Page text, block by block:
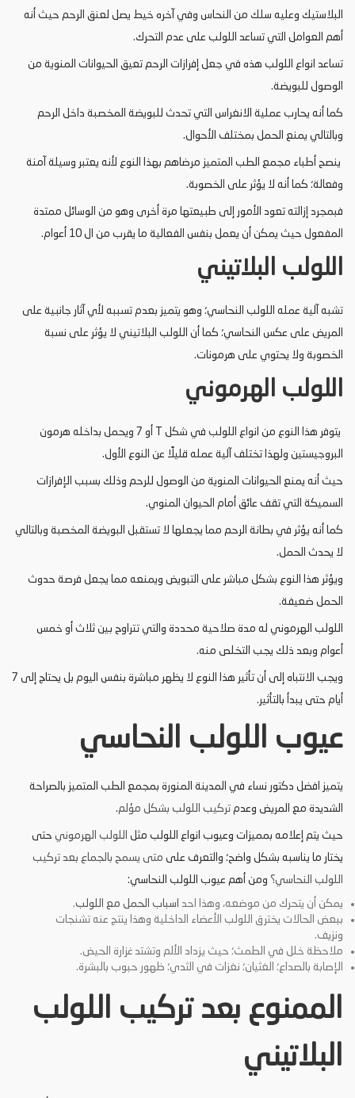
البلاستيك وعليه سلك من النحاس وفي آخره خيط يصل لعنق الرحم حيث أنه
أهم العوامل التي تساعد اللولب على عدم التحرك.
تساعد انواع اللولب هذه في جعل إفرازات الرحم تعيق الحيوانات المنوية من
الوصول للبويضة.
كما أنه يحارب عملية الانغراس التي تحدث للبويضة المخصبة داخل الرحم
وبالتالي يمنع الحمل بمختلف الأحوال.
ينصح أطباء مجمع الطب المتميز مرضاهم بهذا النوع لأنه يعتبر وسيلة آمنة
وفعالة؛ كما أنه لا يؤثر على الخصوبة.
فبمجرد إزالته تعود الأمور إلى طبيعتها مرة أخرى وهو من الوسائل ممتدة
المفعول حيث يمكن أن يعمل بنفس الفعالية ما يقرب من ال 10 أعوام.
اللولب البلاتيني
تشبه آلية عمله اللولب النحاسي؛ وهو يتميز بعدم تسببه لأي آثار جانبية على
المريض على عكس النحاسي؛ كما أن اللولب البلاتيني لا يؤثر على نسبة
الخصوبة ولا يحتوي على هرمونات.
اللولب الهرموني
يتوفر هذا النوع من انواع اللولب في شكل T أو 7 ويحمل بداخله هرمون
البروجيستين ولهذا تختلف آلية عمله قليلًا عن النوع الأول.
حيث أنه يمنع الحيوانات المنوية من الوصول للرحم وذلك بسبب الإفرازات
السميكة التي تقف عائق أمام الحيوان المنوي.
كما أنه يؤثر في بطانة الرحم مما يجعلها لا تستقبل البويضة المخصبة وبالتالي
لا يحدث الحمل.
ويؤثر هذا النوع بشكل مباشر على التبويض ويمنعه مما يجعل فرصة حدوث
الحمل ضعيفة.
اللولب الهرموني له مدة صلاحية محددة والتي تتراوح بين ثلاث أو خمس
أعوام وبعد ذلك يجب التخلص منه.
ويجب الانتباه إلى أن تأثير هذا النوع لا يظهر مباشرة بنفس اليوم بل يحتاج إلى 7
أيام حتى يبدأ بالتأثير.
عيوب اللولب النحاسي
يتميز افضل دكتور نساء في المدينة المنورة بمجمع الطب المتميز بالصراحة
الشديدة مع المريض وعدم تركيب اللولب بشكل مؤلم.
حيث يتم إعلامه بمميزات وعيوب انواع اللولب مثل اللولب الهرموني حتى
يختار ما يناسبه بشكل واضح؛ والتعرف على متى يسمح بالجماع بعد تركيب
اللولب النحاسي؟ ومن أهم عيوب اللولب النحاسي:
يمكن أن يتحرك من موضعه، وهذا احد اسباب الحمل مع اللولب.
ببعض الحالات يخترق اللولب الأعضاء الداخلية وهذا ينتج عنه تشنجات
ونزيف.
ملاحظة خلل في الطمث؛ حيث يزداد الألم وتشتد غزارة الحيض.
الإصابة بالصداع؛ الغثيان؛ نغزات في الثدي؛ ظهور حبوب بالبشرة.
الممنوع بعد تركيب اللولب
البلاتيني